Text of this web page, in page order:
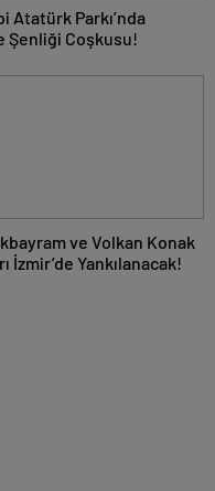
Atatürk Parkı’nda
Şenliği Coşkusu!
ve Volkan Konak
İzmir’de Yankılanacak!